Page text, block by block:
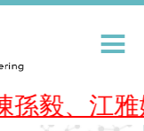
江雅婷同